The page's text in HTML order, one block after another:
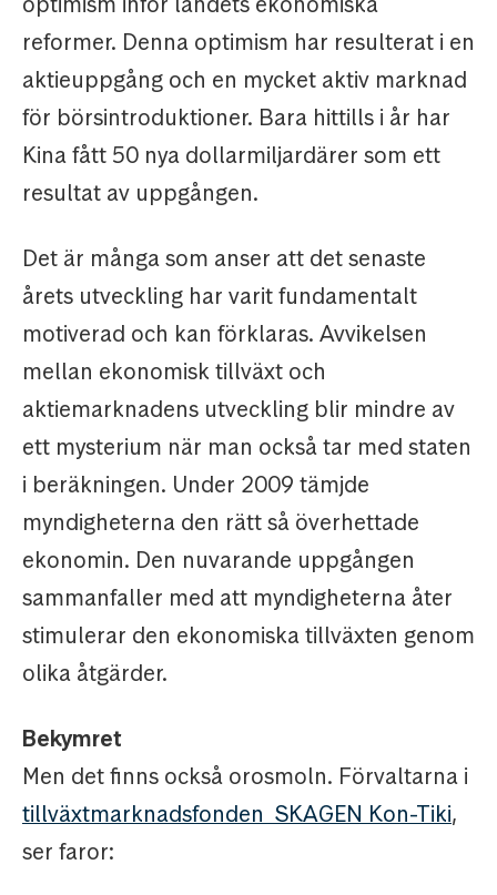
reformer. Denna optimism har resulterat i en
aktieuppgång och en mycket aktiv marknad
för börsintroduktioner. Bara hittills i år har
Kina fått 50 nya dollarmiljardärer som ett
resultat av uppgången.
Det är många som anser att det senaste
årets utveckling har varit fundamentalt
motiverad och kan förklaras. Avvikelsen
mellan ekonomisk tillväxt och
aktiemarknadens utveckling blir mindre av
ett mysterium när man också tar med staten
i beräkningen. Under 2009 tämjde
myndigheterna den rätt så överhettade
ekonomin. Den nuvarande uppgången
sammanfaller med att myndigheterna åter
stimulerar den ekonomiska tillväxten genom
olika åtgärder.
Bekymret
Men det finns också orosmoln. Förvaltarna i
tillväxtmarknadsfonden SKAGEN Kon-Tiki,
ser faror: